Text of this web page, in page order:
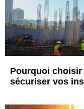
Pourquoi
sécuriser vos